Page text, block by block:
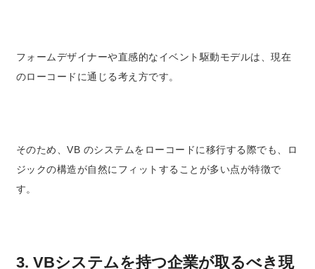
フォームデザイナーや直感的なイベント駆動モデルは、現在
のローコードに通じる考え方です。
そのため、VB のシステムをローコードに移行する際でも、ロ
ジックの構造が自然にフィットすることが多い点が特徴で
す。
3. VBシステムを持つ企業が取るべき現